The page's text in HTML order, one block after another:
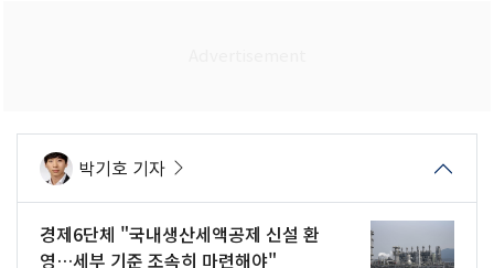
박기호 기자
경제6단체 "국내생산세액공제 신설 환
영…세부 기준 조속히 마련해야"